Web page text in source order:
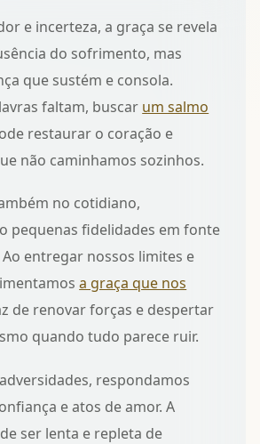
e incerteza, a graça se revela
do sofrimento, mas
que sustém e consola.
faltam, buscar um salmo
restaurar o coração e
não caminhamos sozinhos.
no cotidiano,
pequenas fidelidades em fonte
entregar nossos limites e
a graça que nos
de renovar forças e despertar
quando tudo parece ruir.
respondamos
e atos de amor. A
ser lenta e repleta de